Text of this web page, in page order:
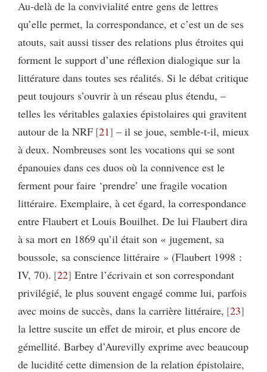
Au-delà de la convivialité entre gens de lettres
qu’elle permet, la correspondance, et c’est un de ses
atouts, sait aussi tisser des relations plus étroites qui
forment le support d’une réflexion dialogique sur la
littérature dans toutes ses réalités. Si le débat critique
peut toujours s’ouvrir à un réseau plus étendu, –
telles les véritables galaxies épistolaires qui gravitent
autour de la NRF 21 – il se joue, semble-t-il, mieux
à deux. Nombreuses sont les vocations qui se sont
épanouies dans ces duos où la connivence est le
ferment pour faire ‘prendre’ une fragile vocation
littéraire. Exemplaire, à cet égard, la correspondance
entre Flaubert et Louis Bouilhet. De lui Flaubert dira
à sa mort en 1869 qu’il était son « jugement, sa
boussole, sa conscience littéraire » (Flaubert 1998 :
IV, 70). 22 Entre l’écrivain et son correspondant
privilégié, le plus souvent engagé comme lui, parfois
avec moins de succès, dans la carrière littéraire, 23
la lettre suscite un effet de miroir, et plus encore de
gémellité. Barbey d’Aurevilly exprime avec beaucoup
de lucidité cette dimension de la relation épistolaire,